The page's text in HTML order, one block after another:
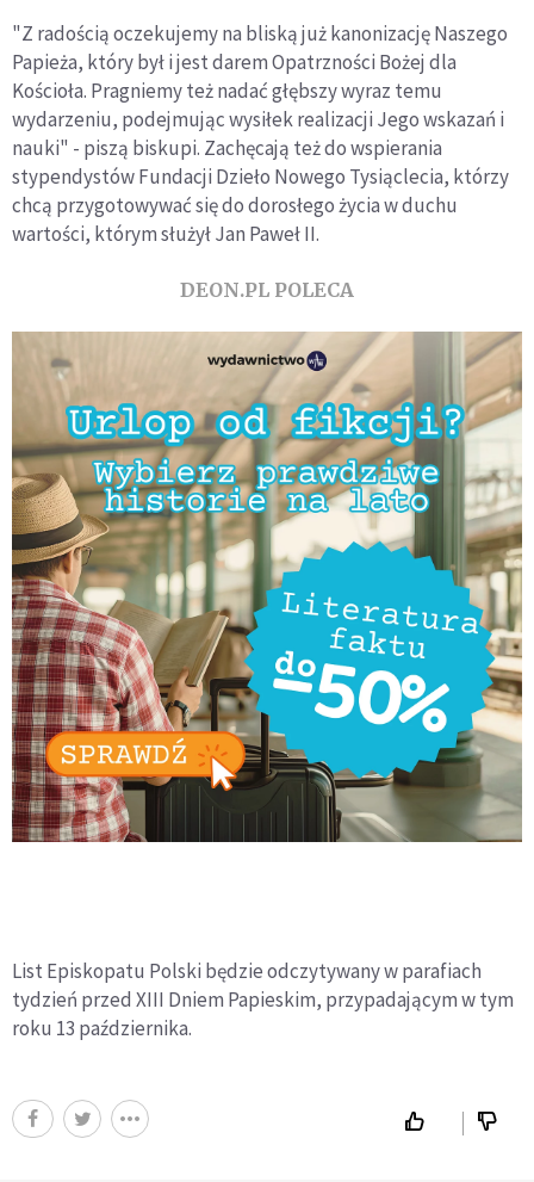
"Z radością oczekujemy na bliską już kanonizację Naszego
Papieża, który był i jest darem Opatrzności Bożej dla
Kościoła. Pragniemy też nadać głębszy wyraz temu
wydarzeniu, podejmując wysiłek realizacji Jego wskazań i
nauki" - piszą biskupi. Zachęcają też do wspierania
stypendystów Fundacji Dzieło Nowego Tysiąclecia, którzy
chcą przygotowywać się do dorosłego życia w duchu
wartości, którym służył Jan Paweł II.
DEON.PL POLECA
List Episkopatu Polski będzie odczytywany w parafiach
tydzień przed XIII Dniem Papieskim, przypadającym w tym
roku 13 października.